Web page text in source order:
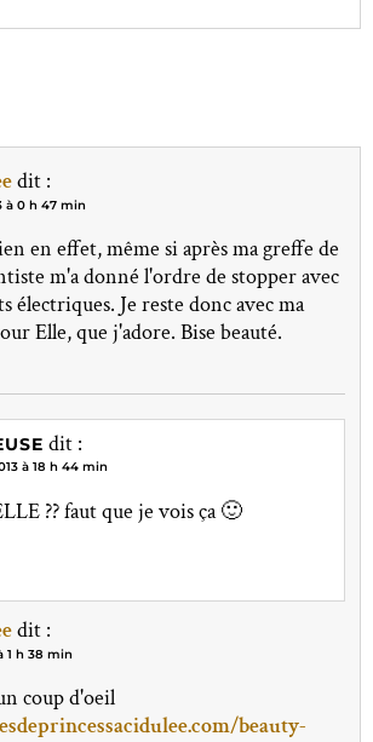
dit :
à 0 h 47 min
en effet, même si après ma greffe de
m'a donné l'ordre de stopper avec
électriques. Je reste donc avec ma
Elle, que j'adore. Bise beauté.
dit :
à 18 h 44 min
?? faut que je vois ça 🙂
dit :
1 h 38 min
coup d'oeil
beauty-